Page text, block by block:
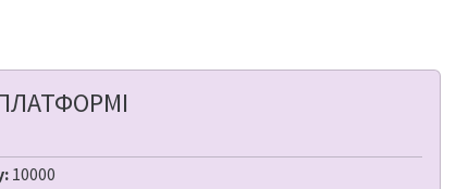
10000